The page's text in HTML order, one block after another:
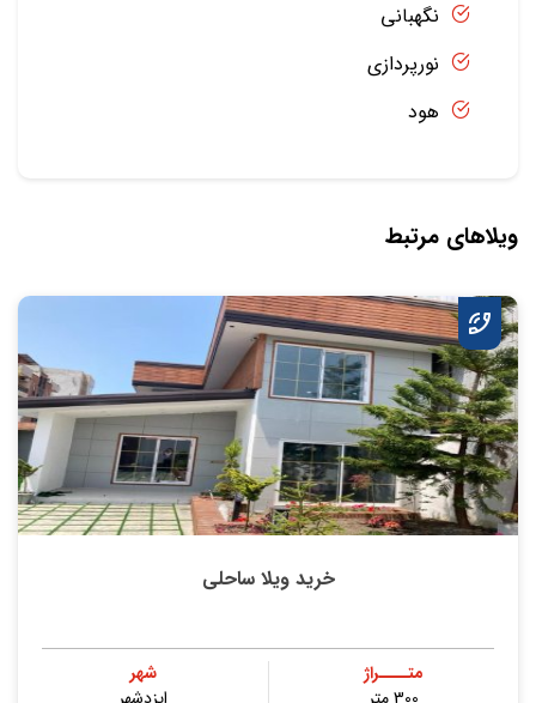
نگهبانی
نورپردازی
هود
ویلاهای مرتبط
خرید ویلا ساحلی
متــــراژ
شهر